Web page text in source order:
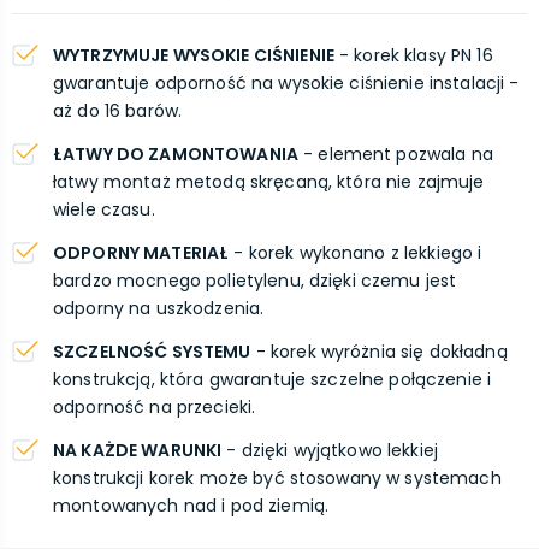
WYTRZYMUJE WYSOKIE CIŚNIENIE- korek klasy PN 16
gwarantuje odporność na wysokie ciśnienie instalacji -
aż do 16 barów.
ŁATWY DO ZAMONTOWANIA- element pozwala na
łatwy montaż metodą skręcaną, która nie zajmuje
wiele czasu.
ODPORNY MATERIAŁ - korek wykonano z lekkiego i
bardzo mocnego polietylenu, dzięki czemu jest
odporny na uszkodzenia.
SZCZELNOŚĆ SYSTEMU - korek wyróżnia się dokładną
konstrukcją, która gwarantuje szczelne połączenie i
odporność na przecieki.
NA KAŻDE WARUNKI - dzięki wyjątkowo lekkiej
konstrukcji korek może być stosowany w systemach
montowanych nad i pod ziemią.